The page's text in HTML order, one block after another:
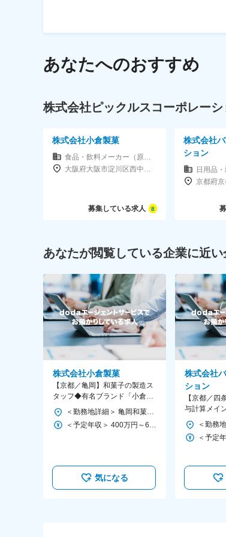
あなたへのおすすめ
株式会社ピックルスコーポレー
株式会社小倉製菓
食品・飲料メーカー（原料含む）
大阪府大阪市淀川区西中島5-6-24大阪浜美屋ビル501
募集している求人 8
株式会社
ション
日用品・
あなたが閲覧している企業に近い
株式会社小倉製菓
【京都／亀岡】和菓子の製造ス
タッフ◆有名ブランド「小倉山
荘」の工場◆夜勤なし／年間休
日120日
＜勤務地詳細＞ 亀岡和菓子工場 住所：京都府亀岡市大井町南金岐重見53 勤務地最寄駅：JR線／並河駅 受動喫煙対策：屋内全面禁煙 変更の範囲：会社の定める事業所
＜予定年収＞ 400万円～600万円 ＜賃金形態＞ 月給制 ＜賃金内訳＞ 月額（基本給）：220,000円～300,000円 ＜月給＞ 220,000円～300,000円 ＜昇給有無＞ 有 ＜残業手当＞ 有 ＜給与補足＞ ※前職の経験や年収を考慮します。 ■年収構成：月給＋賞与 ■賞与：年2回（他、業績に応じて決算賞与支給の場合有り） ■昇給：年1回（4月） ■手当：家族手当、役職手当、他 賃金はあくまでも目安の金額であり、選考を通じて上下する可能性があります。 月給(月額)は固定手当を含めた表記です。
気になる
株式会社
ション
【京都／四
与計算メイ
増益の企業
20時間ほど